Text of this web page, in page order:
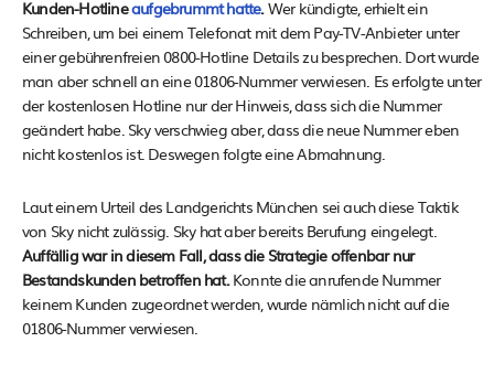
Kunden-Hotlineaufgebrummt hatte.Wer kündigte, erhielt ein
Schreiben, um bei einem Telefonat mit dem Pay-TV-Anbieter unter
einer gebührenfreien 0800-Hotline Details zu besprechen. Dort wurde
man aber schnell an eine 01806-Nummer verwiesen. Es erfolgte unter
der kostenlosen Hotline nur der Hinweis, dass sich die Nummer
geändert habe. Sky verschwieg aber, dass die neue Nummer eben
nicht kostenlos ist. Deswegen folgte eine Abmahnung.
Laut einem Urteil des Landgerichts München sei auch diese Taktik
von Sky nicht zulässig. Sky hat aber bereits Berufung eingelegt.
Auffällig war in diesem Fall, dass die Strategie offenbar nur
Bestandskunden betroffen hat.Konnte die anrufende Nummer
keinem Kunden zugeordnet werden, wurde nämlich nicht auf die
01806-Nummer verwiesen.